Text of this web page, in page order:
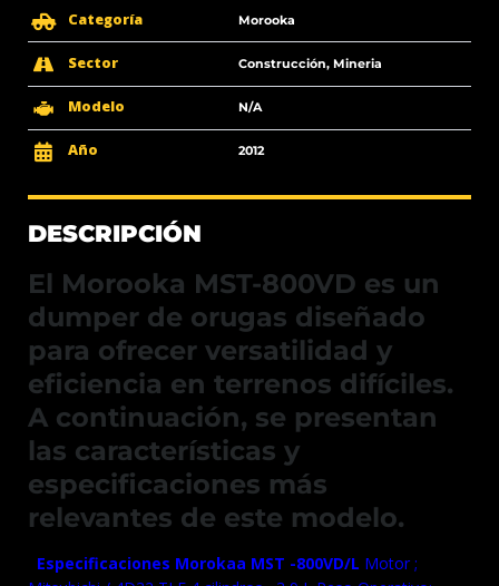
Categoría Morooka
Sector Construcción, Mineria
Modelo N/A
Año 2012
DESCRIPCIÓN
El Morooka MST-800VD es un
dumper de orugas diseñado
para ofrecer versatilidad y
eficiencia en terrenos difíciles.
A continuación, se presentan
las características y
especificaciones más
relevantes de este modelo.
Especificaciones Morokaa MST -800VD/L Motor ;